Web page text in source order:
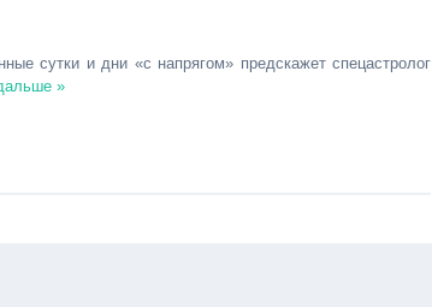
сутки и дни «с напрягом» предскажет спецастролог
»